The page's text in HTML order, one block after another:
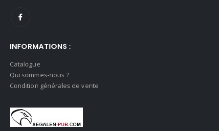
INFORMATIONS :
Catalogue
Qui sommes-nous ?
Condition générales de vente